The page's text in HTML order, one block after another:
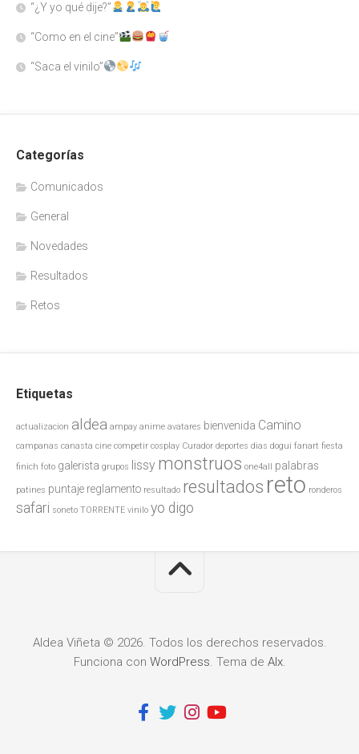
“¿Y yo qué dije?”
“Como en el cine”
“Saca el vinilo”
Categorías
Comunicados
General
Novedades
Resultados
Retos
Etiquetas
actualizacion aldea ampay anime avatares bienvenida Camino
campanas canasta cine competir cosplay Curador deportes dias dogui fanart fiesta
finich foto galerista grupos lissy monstruos one4all palabras
patines puntaje reglamento resultado resultados reto ronderos
safari soneto TORRENTE vinilo yo digo
Aldea Viñeta © 2026. Todos los derechos reservados.
Funciona con WordPress. Tema de Alx.